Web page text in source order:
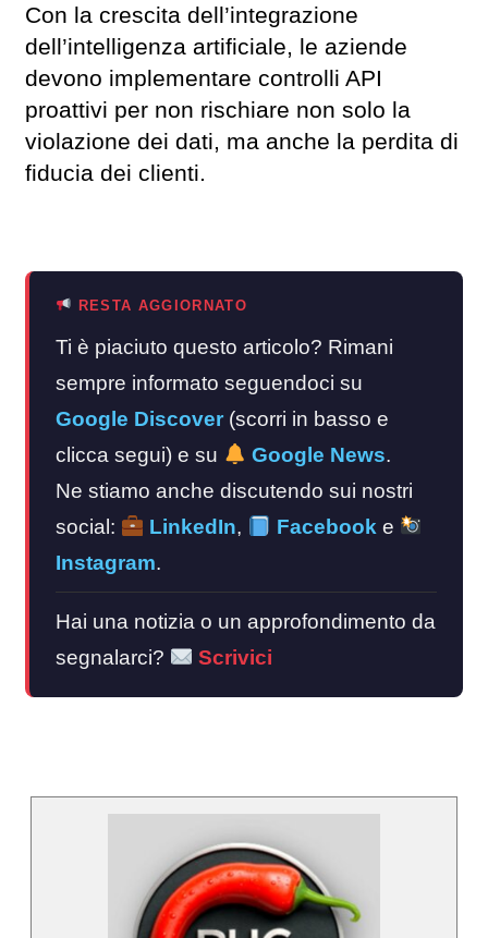
Con la crescita dell’integrazione
dell’intelligenza artificiale, le aziende
devono implementare controlli API
proattivi per non rischiare non solo la
violazione dei dati, ma anche la perdita di
fiducia dei clienti.
RESTA AGGIORNATO
Ti è piaciuto questo articolo? Rimani
sempre informato seguendoci su
Google Discover (scorri in basso e
clicca segui) e su
Google News.
Ne stiamo anche discutendo sui nostri
social:
LinkedIn, Facebook e
Instagram.
Hai una notizia o un approfondimento da
segnalarci?
Scrivici